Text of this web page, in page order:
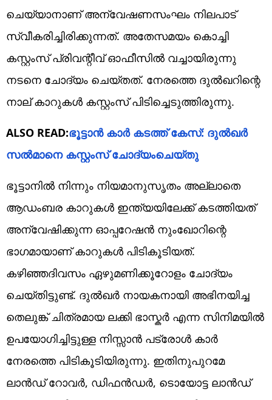
ചെയ്യാനാണ് അന്വേഷണസംഘം നിലപാട്
സ്വീകരിച്ചിരിക്കുന്നത്. അതേസമയം കൊച്ചി
കസ്റ്റംസ് പ്രിവന്റീവ് ഓഫീസിൽ വച്ചായിരുന്നു
നടനെ ചോദ്യം ചെയ്തത്. നേരത്തെ ദുൽഖറിന്റെ
നാല് കാറുകൾ കസ്റ്റംസ് പിടിച്ചെടുത്തിരുന്നു.
ALSO READ:ഭൂട്ടാൻ കാർ കടത്ത് കേസ്: ദുൽഖർ
സൽമാനെ കസ്റ്റംസ് ചോദ്യംചെയ്തു
ഭൂട്ടാനിൽ നിന്നും നിയമാനുസൃതം അല്ലാതെ
ആഡംബര കാറുകൾ ഇന്ത്യയിലേക്ക് കടത്തിയത്
അന്വേഷിക്കുന്ന ഓപ്പറേഷൻ നുംഖോറിന്റെ
ഭാഗമായാണ് കാറുകൾ പിടികൂടിയത്.
കഴിഞ്ഞദിവസം ഏഴുമണിക്കൂറോളം ചോദ്യം
ചെയ്തിട്ടുണ്ട്. ദുൽഖർ നായകനായി അഭിനയിച്ച
തെലുങ്ക് ചിത്രമായ ലക്കി ഭാസ്കർ എന്ന സിനിമയിൽ
ഉപയോഗിച്ചിട്ടുള്ള നിസ്സാൻ പട്രോൾ കാർ
നേരത്തെ പിടികൂടിയിരുന്നു. ഇതിനുപുറമേ
ലാൻഡ് റോവർ, ഡിഫൻഡർ, ടൊയോട്ട ലാൻഡ്